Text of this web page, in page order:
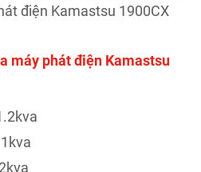
điện Kamastsu 1900CX
máy phát điện Kamastsu